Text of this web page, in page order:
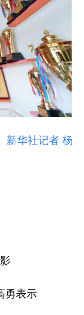
新华社记者 杨
勇表示